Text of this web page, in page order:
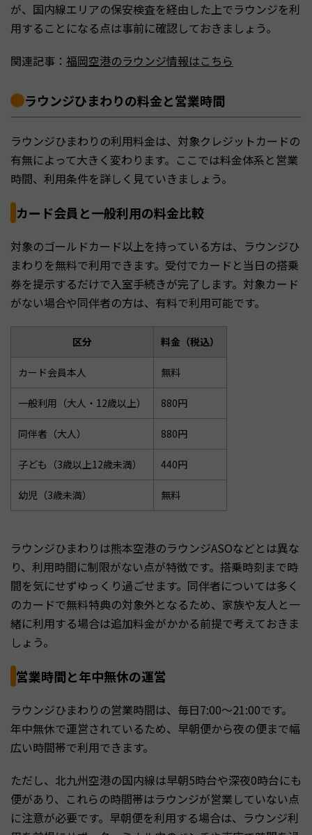
が、国内線エリアの保安検査を経由した上でラウンジを利
用することになる点は事前に確認しておきましょう。
関連記事： 福岡空港のラウンジ情報はこちら
ラウンジひまわりの料金と営業時間
ラウンジひまわりの利用料金は、対象クレジットカードの
有無によって大きく変わります。ここでは料金体系と営業
時間、利用条件を詳しく見ていきましょう。
カード会員と一般利用の料金比較
対象のゴールドカード以上を持っている方は、ラウンジひ
まわりを無料で利用できます。受付でカードと当日の搭乗
券を提示するだけで入室手続きが完了します。対象カード
がない場合や同伴者の方は、有料で利用可能です。
区分 料金（税込）
カード会員本人 無料
一般利用（大人・12歳以上） 880円
同伴者（大人） 880円
子ども（3歳以上12歳未満） 440円
幼児（3歳未満） 無料
ラウンジひまわりは熊本空港のラウンジASOなどとは異な
り、利用時間に制限がない点が特徴です。搭乗時刻まで時
間を気にせずゆっくり過ごせます。同伴者については多く
のカードで無料特典の対象外となるため、家族や友人と一
緒に利用する場合は追加料金がかかる前提で考えておきま
しょう。
営業時間と年中無休の運営
ラウンジひまわりの営業時間は、毎日7:00〜21:00です。
年中無休で運営されているため、早朝便から夜の便まで幅
広い時間帯で利用できます。
ただし、北九州空港の国内線は早朝5時台や深夜0時台にも
便があり、これらの時間帯はラウンジが営業していない点
に注意が必要です。早朝便を利用する場合は、ラウンジ利